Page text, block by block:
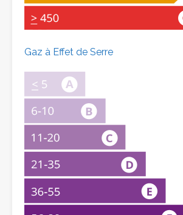
Gaz à Effet de Serre